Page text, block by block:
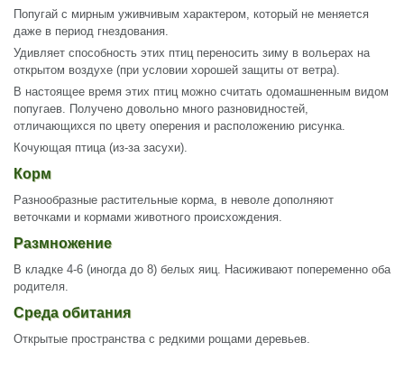
Попугай с мирным уживчивым характером, который не меняется
даже в период гнездования.
Удивляет способность этих птиц переносить зиму в вольерах на
открытом воздухе (при условии хорошей защиты от ветра).
В настоящее время этих птиц можно считать одомашненным видом
попугаев. Получено довольно много разновидностей,
отличающихся по цвету оперения и расположению рисунка.
Кочующая птица (из-за засухи).
Корм
Разнообразные растительные корма, в неволе дополняют
веточками и кормами животного происхождения.
Размножение
В кладке 4-6 (иногда до 8) белых яиц. Насиживают попеременно оба
родителя.
Среда обитания
Открытые пространства с редкими рощами деревьев.